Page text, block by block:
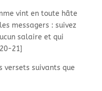
vint en toute hâte
messagers : suivez
salaire et qui
21]
versets suivants que